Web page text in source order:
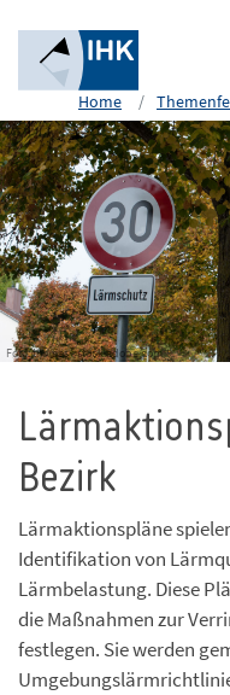
Home
Foto: thomas - stock.adobe.com
Bezirk
Lärmaktionspläne
Identifikation von
Lärmbelastung. Diese
die Maßnahmen zur
festlegen. Sie werden